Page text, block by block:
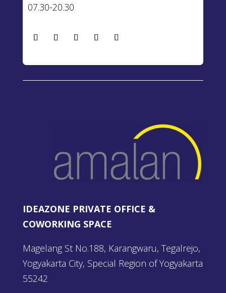
07.30-20.30
IDEAZONE PRIVATE OFFICE &
COWORKING SPACE
Magelang St No.188, Karangwaru, Tegalrejo,
Yogyakarta City, Special Region of Yogyakarta
55242